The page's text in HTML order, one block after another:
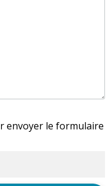
envoyer le formulaire